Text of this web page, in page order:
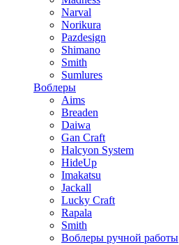
Narval
Norikura
Pazdesign
Shimano
Smith
Sumlures
Воблеры
Aims
Breaden
Daiwa
Gan Craft
Halcyon System
HideUp
Imakatsu
Jackall
Lucky Craft
Rapala
Smith
Воблеры ручной работы